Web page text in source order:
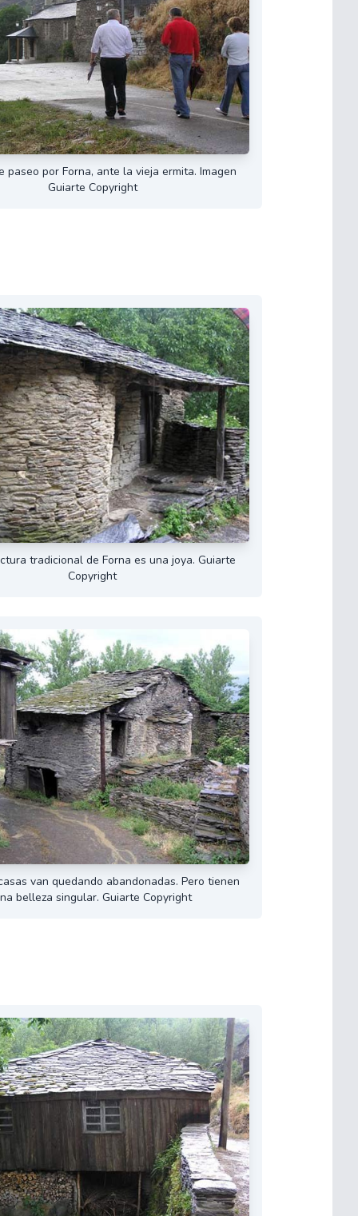
paseo por Forna, ante la vieja ermita. Imagen
Guiarte Copyright
tradicional de Forna es una joya. Guiarte
Copyright
van quedando abandonadas. Pero tienen
belleza singular. Guiarte Copyright